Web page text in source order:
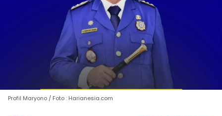
Profil Maryono / Foto : Harianesia.com